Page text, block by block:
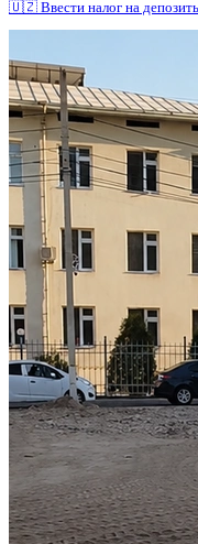
🇺🇿 Ввести налог на